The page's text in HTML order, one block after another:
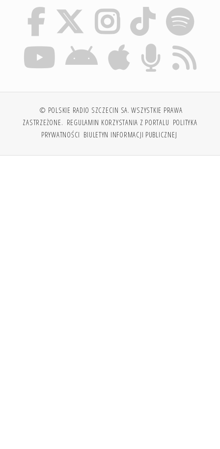
© POLSKIE RADIO SZCZECIN SA. WSZYSTKIE PRAWA
ZASTRZEŻONE. REGULAMIN KORZYSTANIA Z PORTALU POLITYKA
PRYWATNOŚCI BIULETYN INFORMACJI PUBLICZNEJ